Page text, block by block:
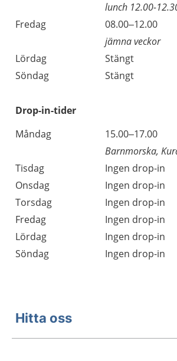
lunch 12.00-
Fredag
08.00–12.00
jämna veckor
Lördag
Stängt
Söndag
Stängt
Drop-in-tider
Måndag
15.00–17.00
Barnmorska,
Tisdag
Ingen drop-in
Onsdag
Ingen drop-in
Torsdag
Ingen drop-in
Fredag
Ingen drop-in
Lördag
Ingen drop-in
Söndag
Ingen drop-in
Hitta oss